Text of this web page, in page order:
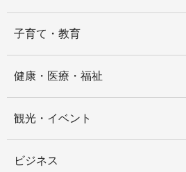
子育て・教育
健康・医療・福祉
観光・イベント
ビジネス